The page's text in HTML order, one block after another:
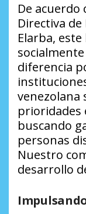
De acuerdo
Directiva de
Elarba,
diferencia
venezolana
prioridades
buscando
personas
Nuestro
desarrollo